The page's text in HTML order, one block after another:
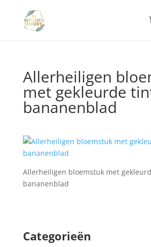
Allerheiligen
met gekleurde
bananenblad
Allerheiligen bloemstuk met
bananenblad
Categorieën